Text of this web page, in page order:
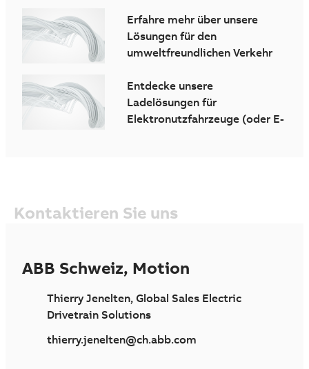
Erfahre mehr über unsere
Lösungen für den
umweltfreundlichen Verkehr
Entdecke unsere
Ladelösungen für
Elektronutzfahrzeuge (oder E-
Kontaktieren Sie uns
ABB Schweiz, Motion
Thierry Jenelten, Global Sales Electric
Drivetrain Solutions
thierry.jenelten@ch.abb.com